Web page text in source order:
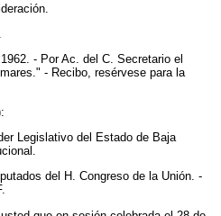
- Por Ac. del C. Secretario el
- Recibo, resérvese para la
Legislativo del Estado de Baja
del H. Congreso de la Unión. -